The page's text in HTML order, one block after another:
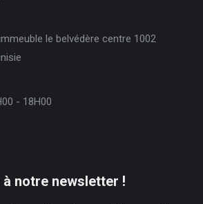
le belvédère centre 1002
- 18H00
notre newsletter !